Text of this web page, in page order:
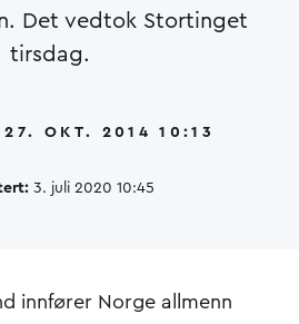
Det vedtok Stortinget
tirsdag.
27. OKT. 2014 10:13
3. juli 2020 10:45
innfører Norge allmenn